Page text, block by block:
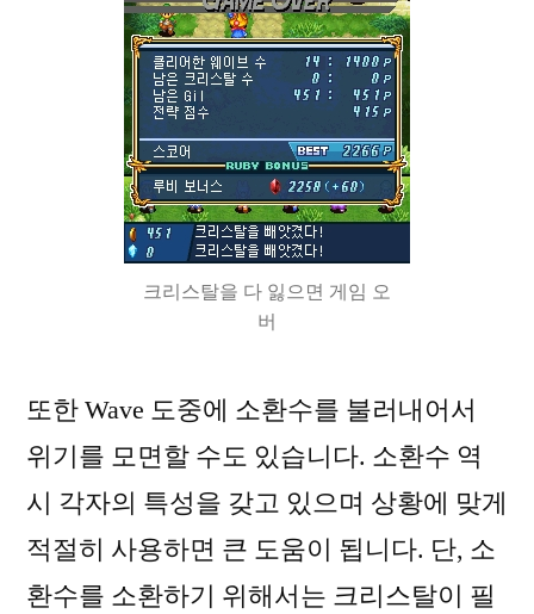
크리스탈을 다 잃으면 게임 오
버
또한 Wave 도중에 소환수를 불러내어서
위기를 모면할 수도 있습니다. 소환수 역
시 각자의 특성을 갖고 있으며 상황에 맞게
적절히 사용하면 큰 도움이 됩니다. 단, 소
환수를 소환하기 위해서는 크리스탈이 필